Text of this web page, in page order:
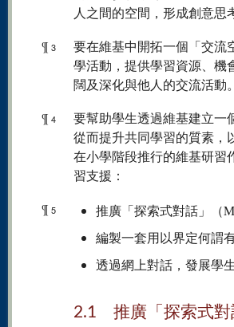
人之間的空間，形成創意思
¶ 3
要在維基中開拓一個「交流
學活動，提供學習資源、機
闊及深化與他人的交流活動。
¶ 4
要幫助學生透過維基建立一
從而提升共同學習的質素，
在小學階段推行的維基研習
習支援：
¶ 5
推廣「探索式對話」（
編製一套用以界定何謂
透過網上對話，發展學
2.1 推廣「探索式對